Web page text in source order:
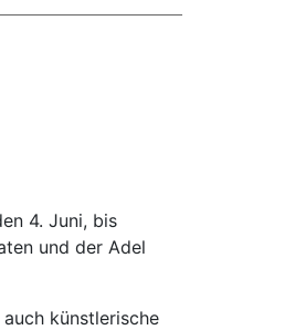
4. Juni, bis
und der Adel
künstlerische